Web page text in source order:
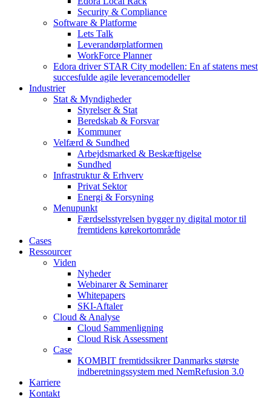
Security & Compliance
Software & Platforme
Lets Talk
Leverandørplatformen
WorkForce Planner
Edora driver STAR City modellen: En af statens mest
succesfulde agile leverancemodeller
Industrier
Stat & Myndigheder
Styrelser & Stat
Beredskab & Forsvar
Kommuner
Velfærd & Sundhed
Arbejdsmarked & Beskæftigelse
Sundhed
Infrastruktur & Erhverv
Privat Sektor
Energi & Forsyning
Menupunkt
Færdselsstyrelsen bygger ny digital motor til
fremtidens kørekortområde
Cases
Ressourcer
Viden
Nyheder
Webinarer & Seminarer
Whitepapers
SKI-Aftaler
Cloud & Analyse
Cloud Sammenligning
Cloud Risk Assessment
Case
KOMBIT fremtidssikrer Danmarks største
indberetningssystem med NemRefusion 3.0
Karriere
Kontakt